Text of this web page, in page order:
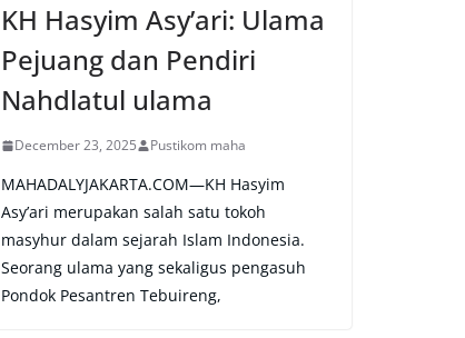
KH Hasyim Asy’ari: Ulama
Pejuang dan Pendiri
Nahdlatul ulama
December 23, 2025 Pustikom maha
MAHADALYJAKARTA.COM—KH Hasyim
Asy’ari merupakan salah satu tokoh
masyhur dalam sejarah Islam Indonesia.
Seorang ulama yang sekaligus pengasuh
Pondok Pesantren Tebuireng,